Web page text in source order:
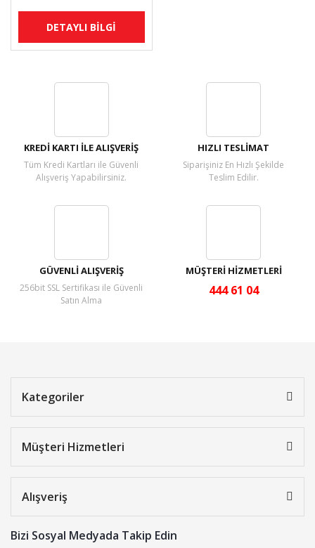
DETAYLI BİLGİ
KREDİ KARTI İLE ALIŞVERİŞ
Tüm Kredi Kartları ile Güvenli
Alışveriş Yapabilirsiniz.
HIZLI TESLİMAT
Siparişiniz En Hızlı Şekilde
Teslim Edilir.
GÜVENLİ ALIŞVERİŞ
256bit SSL Sertifikası ile Güvenli
Satın Alma
MÜŞTERİ HİZMETLERİ
444 61 04
Kategoriler
Müşteri Hizmetleri
Alışveriş
Bizi Sosyal Medyada Takip Edin